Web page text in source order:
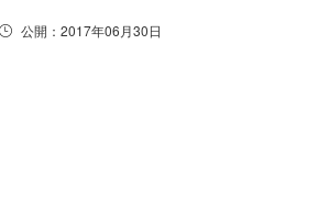
公開：2017年06月30日